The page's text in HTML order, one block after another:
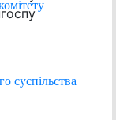
суспільства